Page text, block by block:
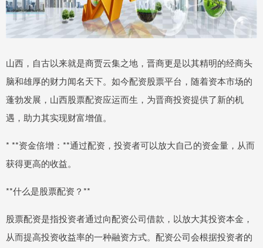
山西，自古以来就是商贾云集之地，晋商更是以其精明的经商头
脑和雄厚的财力闻名天下。如今配资股票平台，随着资本市场的
蓬勃发展，山西股票配资应运而生，为晋商投资提供了新的机
遇，助力其实现财富增值。
* **资金倍增：**通过配资，投资者可以放大自己的资金量，从而
获得更高的收益。
**什么是股票配资？**
股票配资是指投资者通过向配资公司借款，以放大其投资本金，
从而提高投资收益率的一种融资方式。配资公司会根据投资者的